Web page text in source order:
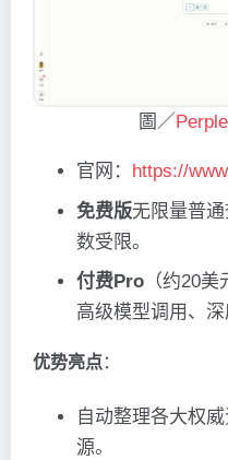
圖／
官网：
https://
免费版无限量普
数受限。
付费Pro （约20
高级模型调用、深
优势亮点：
自动整理各大权
源。